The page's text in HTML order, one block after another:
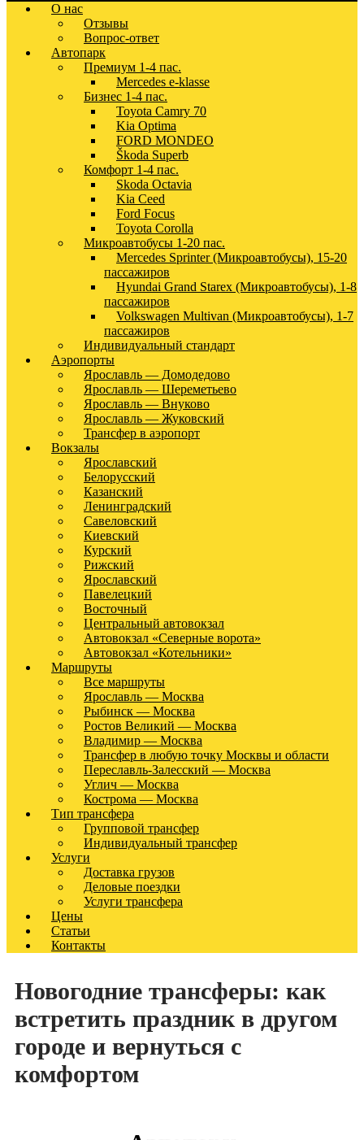
О нас
Отзывы
Вопрос-ответ
Автопарк
Премиум 1-4 пас.
Mercedes e-klasse
Бизнес 1-4 пас.
Toyota Camry 70
Kia Optima
FORD MONDEO
Škoda Superb
Комфорт 1-4 пас.
Skoda Octavia
Kia Ceed
Ford Focus
Toyota Corolla
Микроавтобусы 1-20 пас.
Mercedes Sprinter (Микроавтобусы), 15-20
пассажиров
Hyundai Grand Starex (Микроавтобусы), 1-8
пассажиров
Volkswagen Multivan (Микроавтобусы), 1-7
пассажиров
Индивидуальный стандарт
Аэропорты
Ярославль — Домодедово
Ярославль — Шереметьево
Ярославль — Внуково
Ярославль — Жуковский
Трансфер в аэропорт
Вокзалы
Ярославский
Белорусский
Казанский
Ленинградский
Савеловский
Киевский
Курский
Рижский
Ярославский
Павелецкий
Восточный
Центральный автовокзал
Автовокзал «Северные ворота»
Автовокзал «Котельники»
Маршруты
Все маршруты
Ярославль — Москва
Рыбинск — Москва
Ростов Великий — Москва
Владимир — Москва
Трансфер в любую точку Москвы и области
Переславль-Залесский — Москва
Углич — Москва
Кострома — Москва
Тип трансфера
Групповой трансфер
Индивидуальный трансфер
Услуги
Доставка грузов
Деловые поездки
Услуги трансфера
Цены
Статьи
Контакты
Новогодние трансферы: как
встретить праздник в другом
городе и вернуться с
комфортом